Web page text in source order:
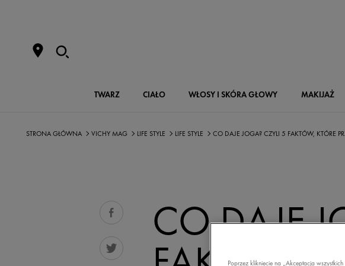
TWARZ CIAŁO WŁOSY I SKÓRA GŁOWY MAKIJAŻ
STRONA GŁÓWNA VICHY MAG LIFE STYLE LIFE STYLE CO DAJE JOGA? CZYLI 5 FAKTÓW, KTÓRE
CO DAJE
Poprzez klikniecie na „Akceptacja